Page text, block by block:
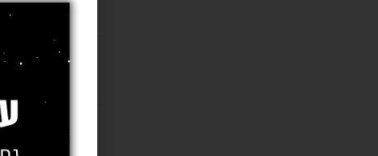
בחרו מידה (מטר)